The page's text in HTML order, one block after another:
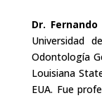
Dr. Fernando
Universidad
Odontología
Louisiana
EUA. Fue